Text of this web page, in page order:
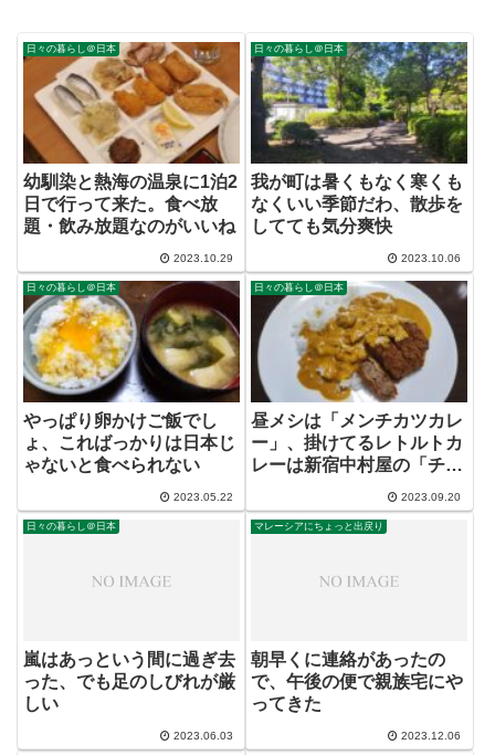
日々の暮らし＠日本
幼馴染と熱海の温泉に1泊2
日で行って来た。食べ放
題・飲み放題なのがいいね
2023.10.29
日々の暮らし＠日本
我が町は暑くもなく寒くも
なくいい季節だわ、散歩を
してても気分爽快
2023.10.06
日々の暮らし＠日本
やっぱり卵かけご飯でし
ょ、こればっかりは日本じ
ゃないと食べられない
2023.05.22
日々の暮らし＠日本
昼メシは「メンチカツカレ
ー」、掛けてるレトルトカ
レーは新宿中村屋の「チキ
2023.09.20
日々の暮らし＠日本
嵐はあっという間に過ぎ去
った、でも足のしびれが厳
しい
2023.06.03
マレーシアにちょっと出戻り
朝早くに連絡があったの
で、午後の便で親族宅にや
ってきた
2023.12.06